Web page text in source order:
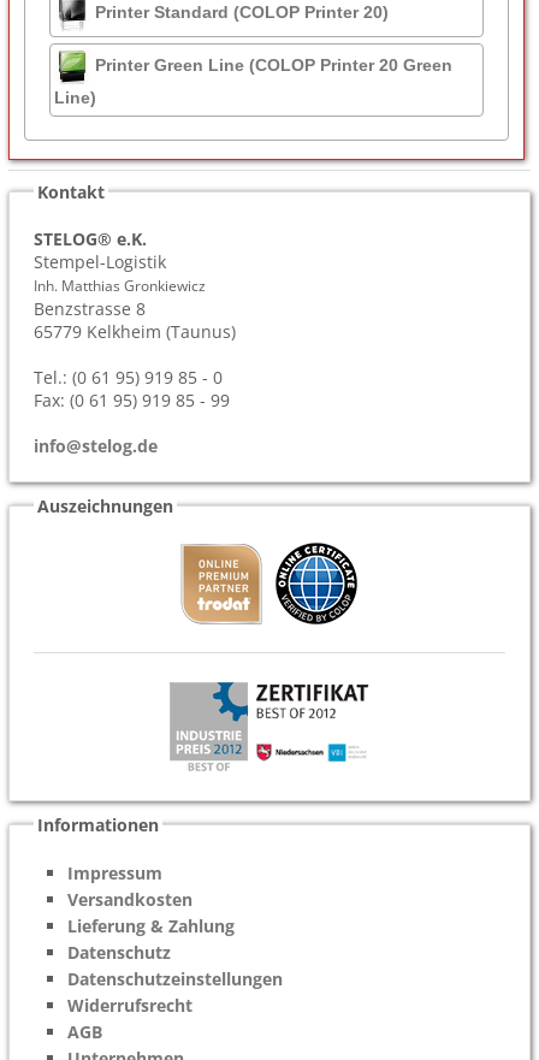
Printer Standard (COLOP Printer 20)
Printer Green Line (COLOP Printer 20 Green
Line)
Kontakt
STELOG® e.K.
Stempel-Logistik
Inh. Matthias Gronkiewicz
Benzstrasse 8
65779 Kelkheim (Taunus)
Tel.: (0 61 95) 919 85 - 0
Fax: (0 61 95) 919 85 - 99
info@stelog.de
Auszeichnungen
Informationen
Impressum
Versandkosten
Lieferung & Zahlung
Datenschutz
Datenschutzeinstellungen
Widerrufsrecht
AGB